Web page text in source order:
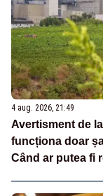
4 aug. 2026, 21:49
Avertisment de
funcționa doar
Când ar putea fi